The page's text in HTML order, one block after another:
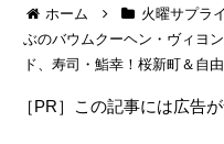
ホーム 火曜サプラ
ぶのバウムクーヘン・ヴィヨ
ド、寿司・鮨幸！桜新町＆自
［PR］この記事には広告